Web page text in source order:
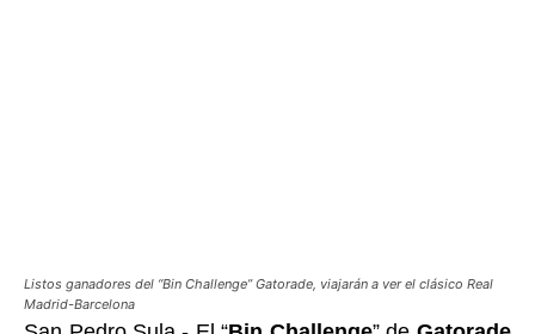
Listos ganadores del “Bin Challenge” Gatorade, viajarán a ver el clásico Real
Madrid-Barcelona